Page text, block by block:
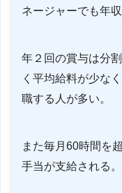
ネージャーでも年
年２回の賞与は分
く平均給料が少な
職する人が多い。
また毎月60時間を
手当が支給される。